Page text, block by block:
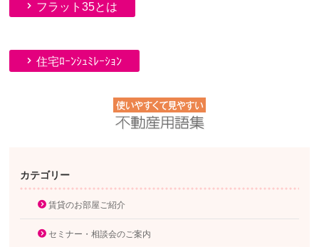
フラット35とは
住宅ﾛｰﾝｼｭﾐﾚｰｼｮﾝ
カテゴリー
賃貸のお部屋ご紹介
セミナー・相談会のご案内